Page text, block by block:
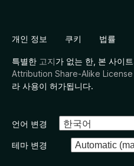
개인 정보 쿠키 법률
특별한 고지가 없는 한, 본 사이
Attribution Share-Alike
라 사용이 허가됩니다.
언어 변경
테마 변경